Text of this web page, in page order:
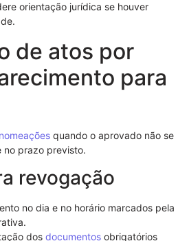
orientação jurídica se houver
de atos por
para
nomeações quando o aprovado não se
no prazo previsto.
revogação
no dia e no horário marcados pela
dos documentos obrigatórios